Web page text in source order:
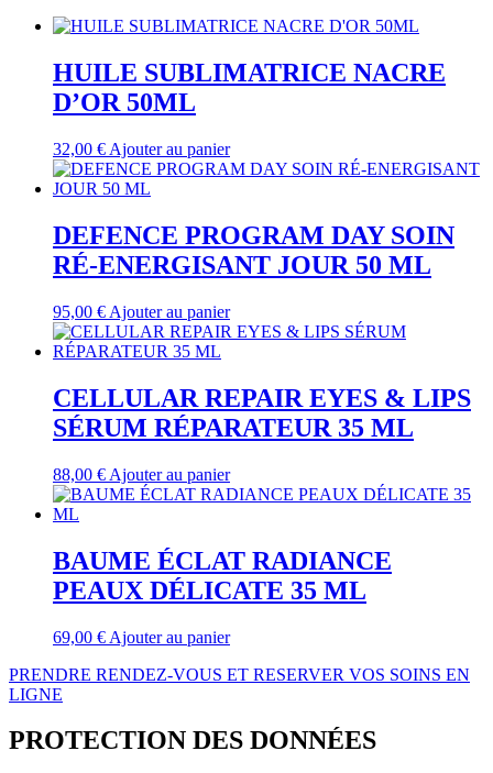
HUILE SUBLIMATRICE NACRE
D’OR 50ML
32,00 € Ajouter au panier
DEFENCE PROGRAM DAY SOIN
RÉ-ENERGISANT JOUR 50 ML
95,00 € Ajouter au panier
CELLULAR REPAIR EYES & LIPS
SÉRUM RÉPARATEUR 35 ML
88,00 € Ajouter au panier
BAUME ÉCLAT RADIANCE
PEAUX DÉLICATE 35 ML
69,00 € Ajouter au panier
PRENDRE RENDEZ-VOUS ET RESERVER VOS SOINS EN
LIGNE
PROTECTION DES DONNÉES